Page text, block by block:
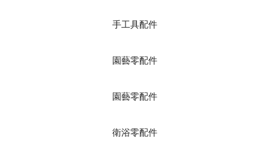
手工具配件
園藝零配件
園藝零配件
衛浴零配件